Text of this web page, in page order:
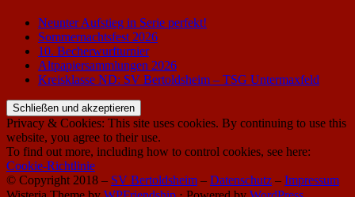
Neunter Aufstieg in Serie perfekt!
Sommernachtsfest 2026
10. Becherwurfturnier
Altpapiersammlungen 2026
Kreisklasse ND: SV Bertoldsheim – TSG Untermaxfeld
Privacy & Cookies: This site uses cookies. By continuing to use this
website, you agree to their use.
To find out more, including how to control cookies, see here:
Cookie-Richtlinie
© Copyright 2018 – SV Bertoldsheim – Datenschutz – Impressum